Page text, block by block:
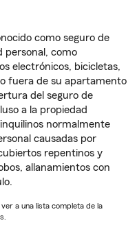
como seguro de
personal, como
electrónicos, bicicletas,
fuera de su apartamento
del seguro de
a la propiedad
normalmente
causadas por
repentinos y
allanamientos con
a una lista completa de la